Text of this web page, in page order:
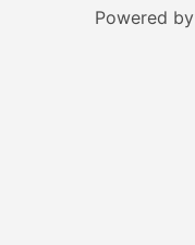
Powered by